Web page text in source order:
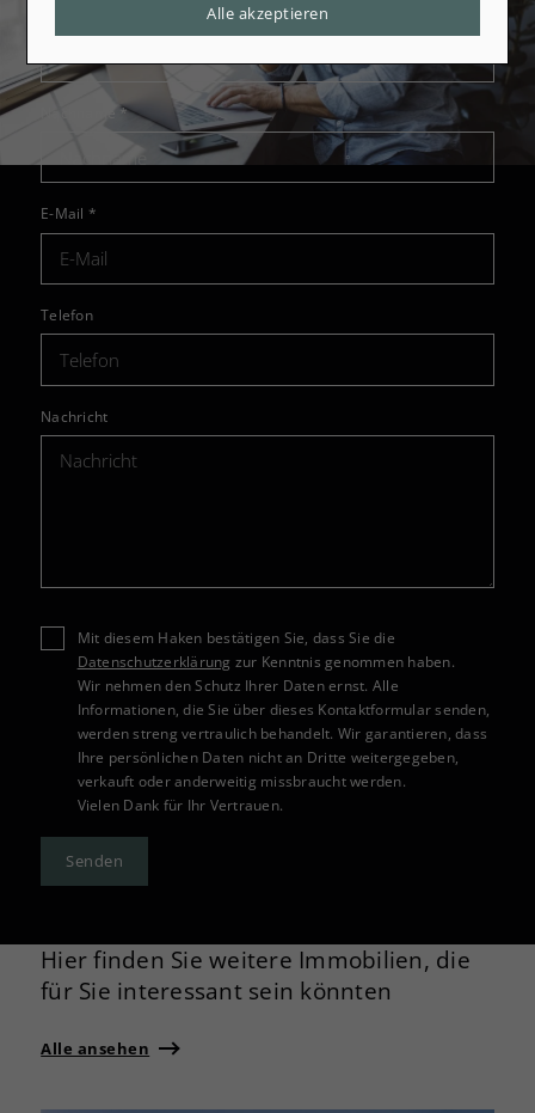
*
E-Mail *
Telefon
Nachricht
Mit diesem Haken bestätigen Sie, dass Sie die
Datenschutzerklärung zur Kenntnis genommen haben.
Wir nehmen den Schutz Ihrer Daten ernst. Alle
Informationen, die Sie über dieses Kontaktformular senden,
werden streng vertraulich behandelt. Wir garantieren, dass
Ihre persönlichen Daten nicht an Dritte weitergegeben,
verkauft oder anderweitig missbraucht werden.
Vielen Dank für Ihr Vertrauen.
Senden
Hier finden Sie weitere Immobilien, die
für Sie interessant sein könnten
Alle ansehen
Alle akzeptieren